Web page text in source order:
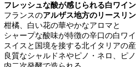
フレッシュな酸が感じられる白ワイン
フランスのアルザス地方のリースリ
柑橘、白い花の華やかなアロマと
シャープな酸味が特徴の辛口の白ワイ
スイスと国境を接する北イタリアの
良質なシャルドネやピノ・ネロ、ピ